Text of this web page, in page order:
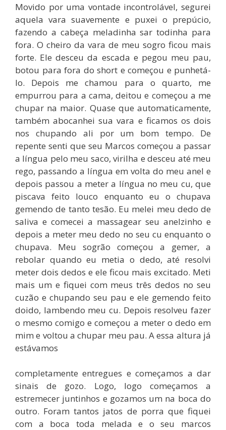
Movido por uma vontade incontrolável, segurei
aquela vara suavemente e puxei o prepúcio,
fazendo a cabeça meladinha sar todinha para
fora. O cheiro da vara de meu sogro ficou mais
forte. Ele desceu da escada e pegou meu pau,
botou para fora do short e começou e punhetá-
lo. Depois me chamou para o quarto, me
empurrou para a cama, deitou e começou a me
chupar na maior. Quase que automaticamente,
também abocanhei sua vara e ficamos os dois
nos chupando ali por um bom tempo. De
repente senti que seu Marcos começou a passar
a língua pelo meu saco, virilha e desceu até meu
rego, passando a língua em volta do meu anel e
depois passou a meter a língua no meu cu, que
piscava feito louco enquanto eu o chupava
gemendo de tanto tesão. Eu melei meu dedo de
saliva e comecei a massagear seu anelzinho e
depois a meter meu dedo no seu cu enquanto o
chupava. Meu sogrão começou a gemer, a
rebolar quando eu metia o dedo, até resolvi
meter dois dedos e ele ficou mais excitado. Meti
mais um e fiquei com meus três dedos no seu
cuzão e chupando seu pau e ele gemendo feito
doido, lambendo meu cu. Depois resolveu fazer
o mesmo comigo e começou a meter o dedo em
mim e voltou a chupar meu pau. A essa altura já
estávamos
completamente entregues e começamos a dar
sinais de gozo. Logo, logo começamos a
estremecer juntinhos e gozamos um na boca do
outro. Foram tantos jatos de porra que fiquei
com a boca toda melada e o seu marcos